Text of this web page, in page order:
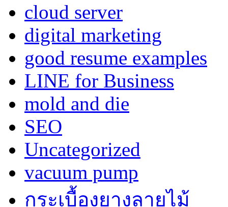
cloud server
digital marketing
good resume examples
LINE for Business
mold and die
SEO
Uncategorized
vacuum pump
กระเบื้องยางลายไม้